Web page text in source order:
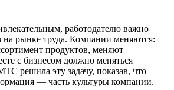
работодателю важно
на рынке труда. Компании меняются:
продуктов, меняют
с бизнесом должно меняться
решила эту задачу, показав, что
— часть культуры компании.